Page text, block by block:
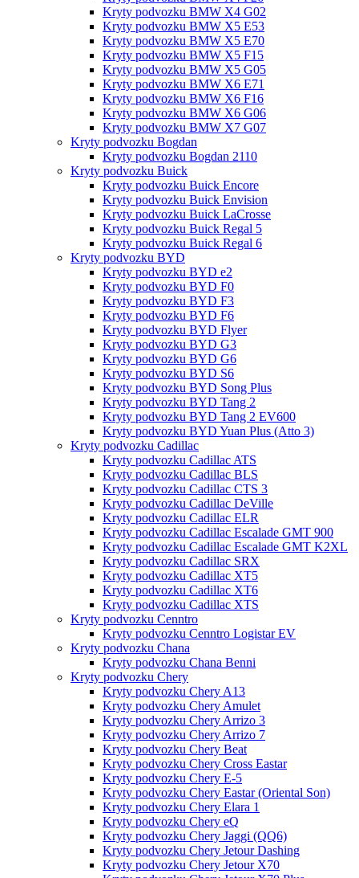
Kryty podvozku BMW X4 G02
Kryty podvozku BMW X5 E53
Kryty podvozku BMW X5 E70
Kryty podvozku BMW X5 F15
Kryty podvozku BMW X5 G05
Kryty podvozku BMW X6 E71
Kryty podvozku BMW X6 F16
Kryty podvozku BMW X6 G06
Kryty podvozku BMW X7 G07
Kryty podvozku Bogdan
Kryty podvozku Bogdan 2110
Kryty podvozku Buick
Kryty podvozku Buick Encore
Kryty podvozku Buick Envision
Kryty podvozku Buick LaCrosse
Kryty podvozku Buick Regal 5
Kryty podvozku Buick Regal 6
Kryty podvozku BYD
Kryty podvozku BYD e2
Kryty podvozku BYD F0
Kryty podvozku BYD F3
Kryty podvozku BYD F6
Kryty podvozku BYD Flyer
Kryty podvozku BYD G3
Kryty podvozku BYD G6
Kryty podvozku BYD S6
Kryty podvozku BYD Song Plus
Kryty podvozku BYD Tang 2
Kryty podvozku BYD Tang 2 EV600
Kryty podvozku BYD Yuan Plus (Atto 3)
Kryty podvozku Cadillac
Kryty podvozku Cadillac ATS
Kryty podvozku Cadillac BLS
Kryty podvozku Cadillac CTS 3
Kryty podvozku Cadillac DeVille
Kryty podvozku Cadillac ELR
Kryty podvozku Cadillac Escalade GMT 900
Kryty podvozku Cadillac Escalade GMT K2XL
Kryty podvozku Cadillac SRX
Kryty podvozku Cadillac XT5
Kryty podvozku Cadillac XT6
Kryty podvozku Cadillac XTS
Kryty podvozku Cenntro
Kryty podvozku Cenntro Logistar EV
Kryty podvozku Chana
Kryty podvozku Chana Benni
Kryty podvozku Chery
Kryty podvozku Chery A13
Kryty podvozku Chery Amulet
Kryty podvozku Chery Arrizo 3
Kryty podvozku Chery Arrizo 7
Kryty podvozku Chery Beat
Kryty podvozku Chery Cross Eastar
Kryty podvozku Chery E-5
Kryty podvozku Chery Eastar (Oriental Son)
Kryty podvozku Chery Elara 1
Kryty podvozku Chery eQ
Kryty podvozku Chery Jaggi (QQ6)
Kryty podvozku Chery Jetour Dashing
Kryty podvozku Chery Jetour X70